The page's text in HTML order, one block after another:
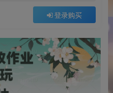
登录购买